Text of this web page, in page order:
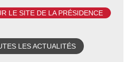
LE SITE DE LA PRÉSIDENCE
LES ACTUALITÉS